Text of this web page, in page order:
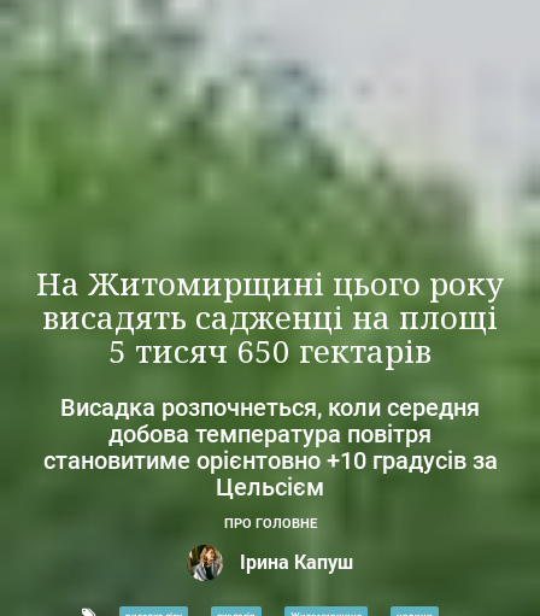
На Житомирщині цього року
висадять садженці на площі
5 тисяч 650 гектарів
Висадка розпочнеться, коли середня
добова температура повітря
становитиме орієнтовно +10 градусів за
Цельсієм
ПРО ГОЛОВНЕ
Ірина Капуш